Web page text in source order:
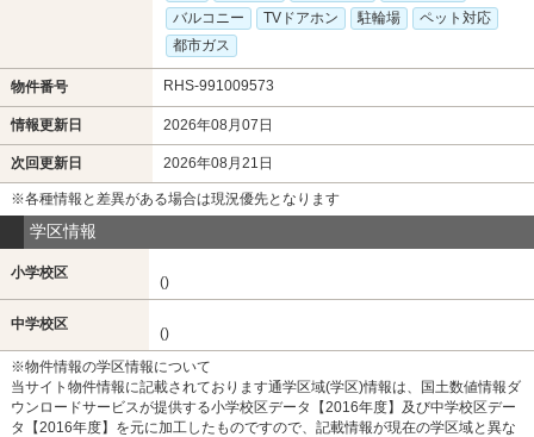
バルコニー
TVドアホン 駐輪場
ペット対応
都市ガス
物件番号 RHS-991009573
情報更新日 2026年08月07日
次回更新日 2026年08月21日
※各種情報と差異がある場合は現況優先となります
学区情報
小学校区
()
中学校区
()
※物件情報の学区情報について
当サイト物件情報に記載されております通学区域(学区)情報は、国土数値情報ダ
ウンロードサービスが提供する小学校区データ【2016年度】及び中学校区デー
タ【2016年度】を元に加工したものですので、記載情報が現在の学区域と異な